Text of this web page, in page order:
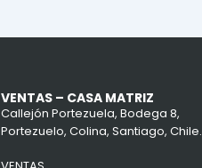
VENTAS – CASA MATRIZ
Callejón Portezuela, Bodega 8,
Portezuelo, Colina, Santiago, Chile.